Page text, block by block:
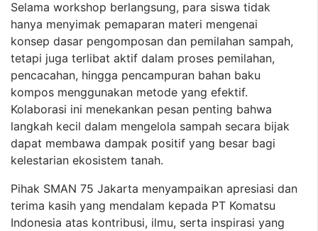
Selama workshop berlangsung, para siswa tidak
hanya menyimak pemaparan materi mengenai
konsep dasar pengomposan dan pemilahan sampah,
tetapi juga terlibat aktif dalam proses pemilahan,
pencacahan, hingga pencampuran bahan baku
kompos menggunakan metode yang efektif.
Kolaborasi ini menekankan pesan penting bahwa
langkah kecil dalam mengelola sampah secara bijak
dapat membawa dampak positif yang besar bagi
kelestarian ekosistem tanah.
Pihak SMAN 75 Jakarta menyampaikan apresiasi dan
terima kasih yang mendalam kepada PT Komatsu
Indonesia atas kontribusi, ilmu, serta inspirasi yang